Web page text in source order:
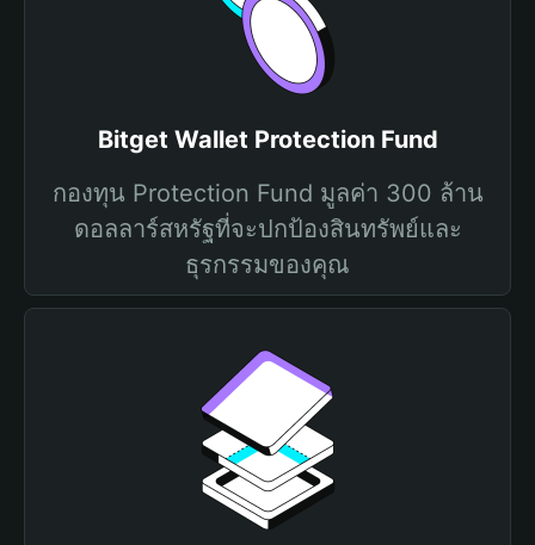
Bitget Wallet Protection Fund
กองทุน Protection Fund มูลค่า 300 ล้าน
ดอลลาร์สหรัฐที่จะปกป้องสินทรัพย์และ
ธุรกรรมของคุณ